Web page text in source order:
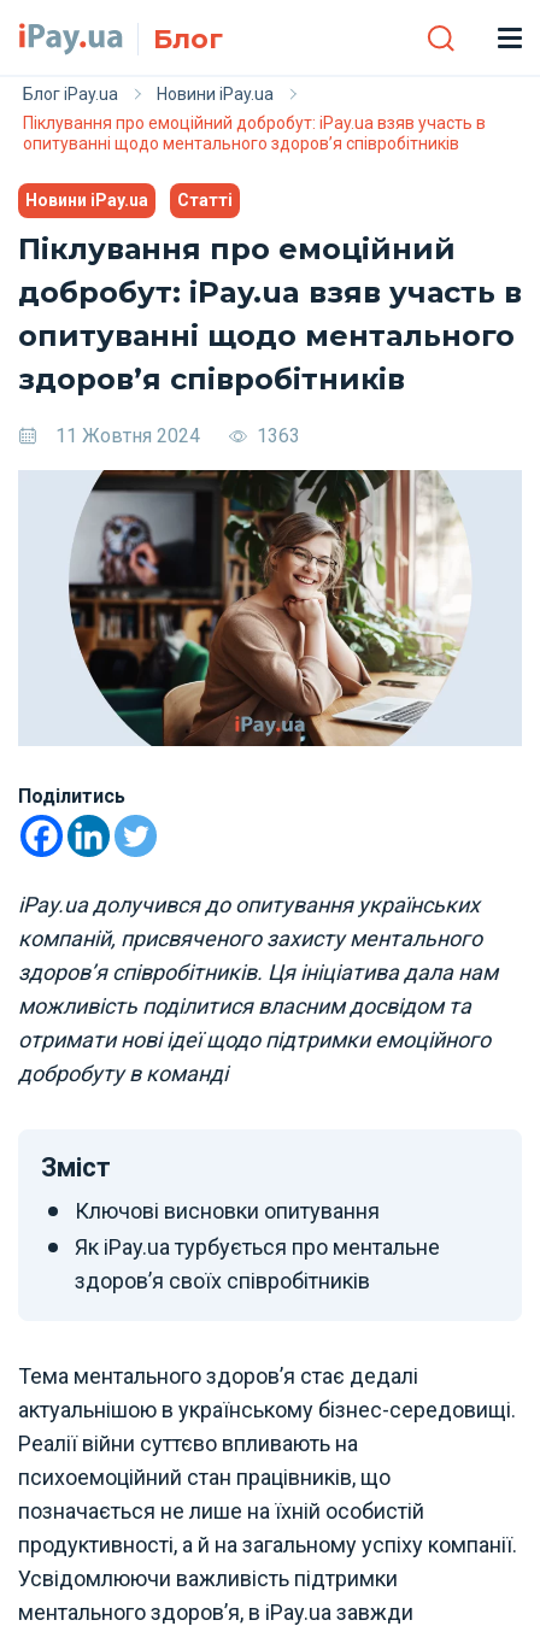
Блог
Блог iPay.ua
Новини iPay.ua
Піклування про емоційний добробут: iPay.ua взяв участь в
опитуванні щодо ментального здоров’я співробітників
Новини iPay.ua Статті
Піклування про емоційний
добробут: iPay.ua взяв участь в
опитуванні щодо ментального
здоров’я співробітників
11 Жовтня 2024 1363
Поділитись
iPay.ua долучився до опитування українських
компаній, присвяченого захисту ментального
здоров’я співробітників. Ця ініціатива дала нам
можливість поділитися власним досвідом та
отримати нові ідеї щодо підтримки емоційного
добробуту в команді
Зміст
Ключові висновки опитування
Як iPay.ua турбується про ментальне
здоров’я своїх співробітників
Тема ментального здоров’я стає дедалі
актуальнішою в українському бізнес-середовищі.
Реалії війни суттєво впливають на
психоемоційний стан працівників, що
позначається не лише на їхній особистій
продуктивності, а й на загальному успіху компанії.
Усвідомлюючи важливість підтримки
ментального здоров’я, в iPay.ua завжди